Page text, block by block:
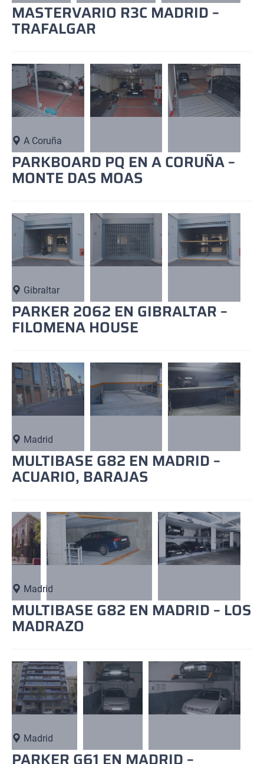
MASTERVARIO R3C MADRID –
TRAFALGAR
A Coruña
PARKBOARD PQ EN A CORUÑA –
MONTE DAS MOAS
Gibraltar
PARKER 2062 EN GIBRALTAR –
FILOMENA HOUSE
Madrid
MULTIBASE G82 EN MADRID –
ACUARIO, BARAJAS
Madrid
MULTIBASE G82 EN MADRID – LOS
MADRAZO
Madrid